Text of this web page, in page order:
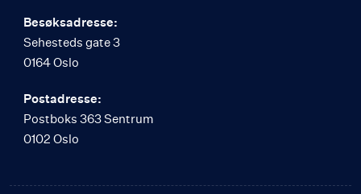
Besøksadresse:
Sehesteds gate 3
0164 Oslo
Postadresse:
Postboks 363 Sentrum
0102 Oslo